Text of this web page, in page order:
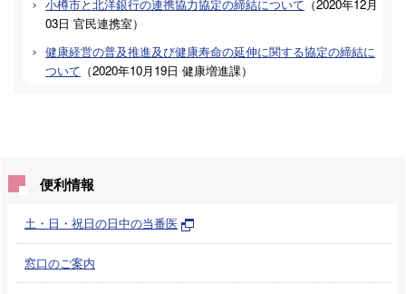
小樽市と北洋銀行の連携協力協定の締結について （2020年12月
03日 官民連携室）
健康経営の普及推進及び健康寿命の延伸に関する協定の締結に
ついて （2020年10月19日 健康増進課）
便利情報
土・日・祝日の日中の当番医
窓口のご案内